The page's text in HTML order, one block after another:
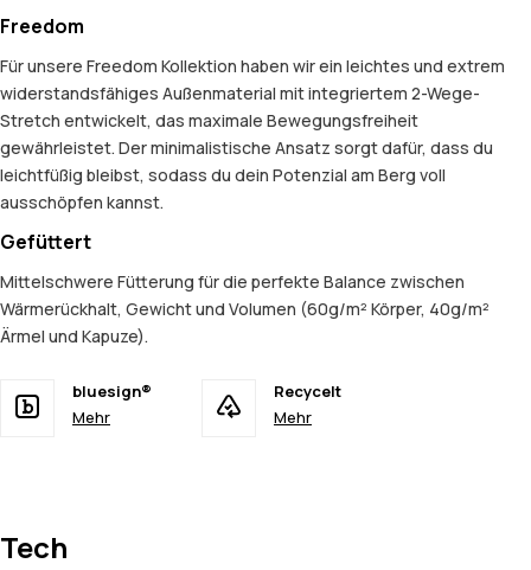
Freedom
Für unsere Freedom Kollektion haben wir ein leichtes und extrem
widerstandsfähiges Außenmaterial mit integriertem 2-Wege-
Stretch entwickelt, das maximale Bewegungsfreiheit
gewährleistet. Der minimalistische Ansatz sorgt dafür, dass du
leichtfüßig bleibst, sodass du dein Potenzial am Berg voll
ausschöpfen kannst.
Gefüttert
Mittelschwere Fütterung für die perfekte Balance zwischen
Wärmerückhalt, Gewicht und Volumen (60g/m² Körper, 40g/m²
Ärmel und Kapuze).
bluesign®
Mehr
Recycelt
Mehr
Tech